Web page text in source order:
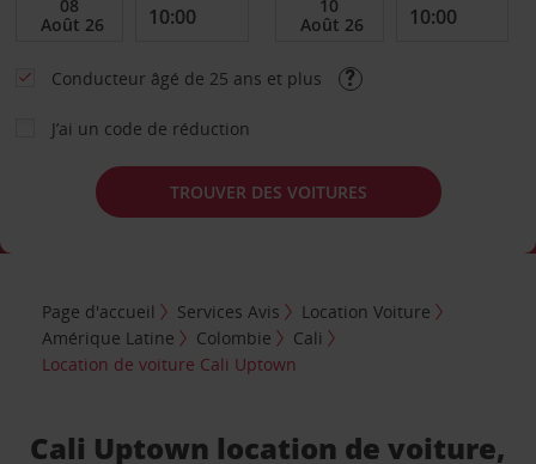
Conducteur âgé de 25 ans et plus
J’ai un code de réduction
TROUVER DES VOITURES
Page d'accueil Services Avis
Location Voiture
Amérique Latine
Colombie
Cali
Location de voiture Cali Uptown
Cali Uptown location de voiture,